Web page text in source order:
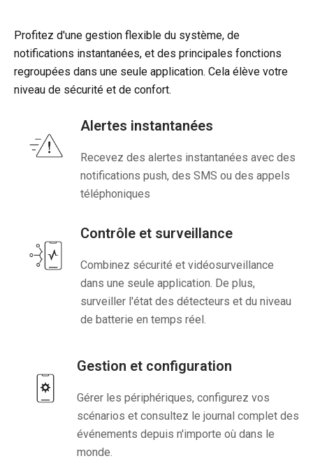
Profitez d'une gestion flexible du système, de
notifications instantanées, et des principales fonctions
regroupées dans une seule application. Cela élève votre
niveau de sécurité et de confort.
Alertes instantanées
Recevez des alertes instantanées avec des
notifications push, des SMS ou des appels
téléphoniques
Contrôle et surveillance
Combinez sécurité et vidéosurveillance
dans une seule application. De plus,
surveiller l'état des détecteurs et du niveau
de batterie en temps réel.
Gestion et configuration
Gérer les périphériques, configurez vos
scénarios et consultez le journal complet des
événements depuis n'importe où dans le
monde.